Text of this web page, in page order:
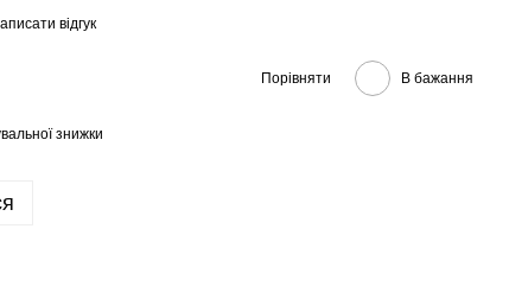
відгук
Порівняти В бажання
знижки